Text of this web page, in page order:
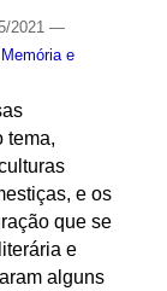
2021 —
e
tema,
e os
que se
e
alguns